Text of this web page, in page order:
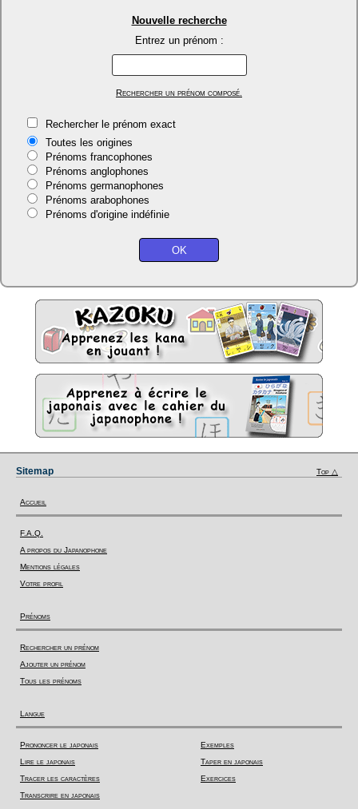
Nouvelle recherche
Entrez un prénom :
Rechercher un prénom composé.
Rechercher le prénom exact
Toutes les origines
Prénoms francophones
Prénoms anglophones
Prénoms germanophones
Prénoms arabophones
Prénoms d'origine indéfinie
Sitemap Top △
Accueil
F.A.Q.
A propos du Japanophone
Mentions légales
Votre profil
Prénoms
Rechercher un prénom
Ajouter un prénom
Tous les prénoms
Langue
Prononcer le japonais
Lire le japonais
Tracer les caractères
Transcrire en japonais
Exemples
Taper en japonais
Exercices